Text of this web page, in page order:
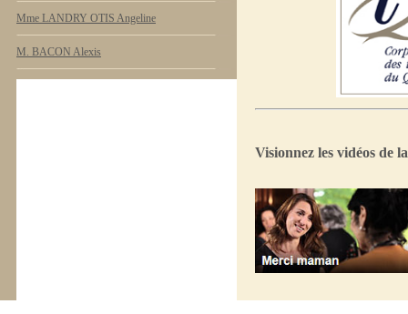
Mme LANDRY OTIS Angeline
M. BACON Alexis
Visionnez les vidéos de